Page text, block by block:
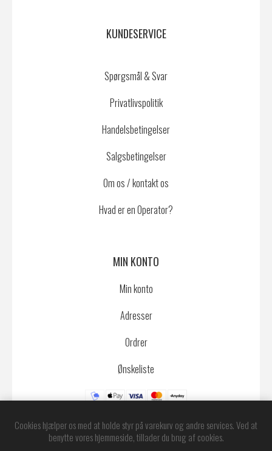
KUNDESERVICE
Spørgsmål & Svar
Privatlivspolitik
Handelsbetingelser
Salgsbetingelser
Om os / kontakt os
Hvad er en Operator?
MIN KONTO
Min konto
Adresser
Ordrer
Ønskeliste
Cookies hjælper os med at holde styr på varekurv og andre services. Ved at
benytte vores hjemmeside, tillader du brug af cookies.